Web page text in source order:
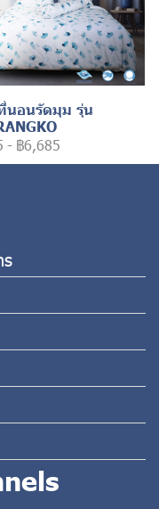
นอนรัดมุม รุ่น
- ฿6,685